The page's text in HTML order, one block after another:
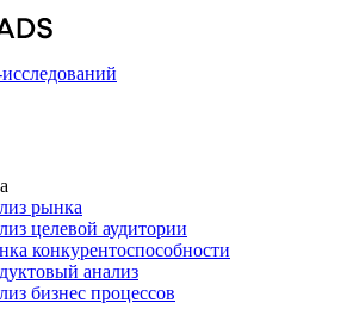
рынка
целевой аудитории
конкурентоспособности
анализ
бизнес процессов